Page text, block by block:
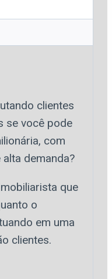
clientes
se você pode
com
demanda?
que
o
em uma
clientes.